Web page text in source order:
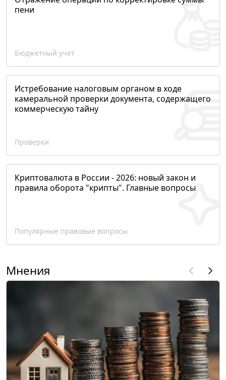
пени
Бюджетный учет
Истребование налоговым органом в ходе
камеральной проверки документа, содержащего
коммерческую тайну
Проверки
Криптовалюта в России - 2026: новый закон и
правила оборота "крипты". Главные вопросы
Популярные правовые вопросы
Мнения